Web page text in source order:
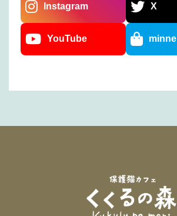
Instagram X
YouTube minne